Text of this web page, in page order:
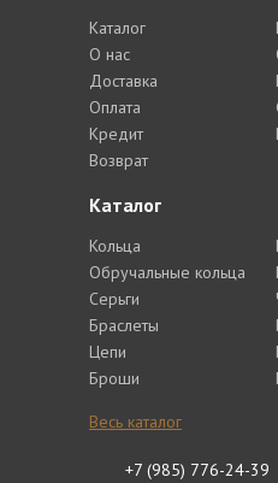
Каталог
Кольца
Обручальные кольца
Серьги
Браслеты
Цепи
Броши
Весь каталог
Каталог
О нас
Доставка
Оплата
Кредит
Возврат
+7 (985) 776-24-39